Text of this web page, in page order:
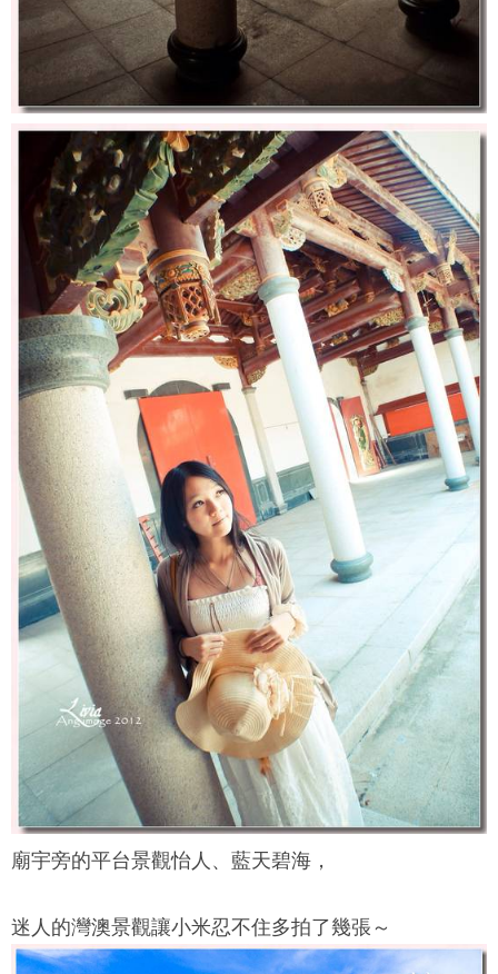
廟宇旁的平台景觀怡人、藍天碧海，
迷人的灣澳景觀讓小米忍不住多拍了幾張～